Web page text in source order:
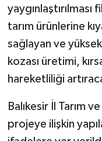
tarım ürünlerine
sağlayan ve
kozası üretimi,
hareketliliği
Balıkesir İl Tarım
projeye ilişkin